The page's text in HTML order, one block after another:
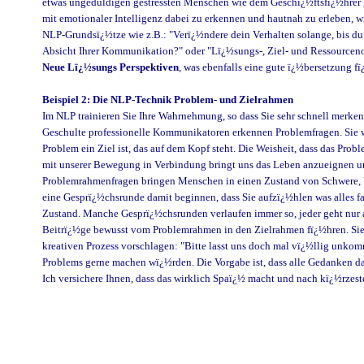
mit emotionaler Intelligenz dabei zu erkennen und hautnah zu erleben,
NLP-Grundsï¿½tze wie z.B.: "Verï¿½ndere dein Verhalten solange, bis
Absicht Ihrer Kommunikation?" oder "Lï¿½sungs-, Ziel- und
Neue Lï¿½sungs Perspektiven, was ebenfalls eine gute ï¿½bersetzung
Beispiel 2: Die NLP-Technik Problem- und Zielrahmen
Im NLP trainieren Sie Ihre Wahrnehmung, so dass Sie sehr schnell
Geschulte professionelle Kommunikatoren erkennen Problemfragen.
Problem ein Ziel ist, das auf dem Kopf steht. Die Weisheit, dass das
mit unserer Bewegung in Verbindung bringt uns das Leben anzueignen
Problemrahmenfragen bringen Menschen in einen Zustand von
eine Gesprï¿½chsrunde damit beginnen, dass Sie aufzï¿½hlen was
Zustand. Manche Gesprï¿½chsrunden verlaufen immer so, jeder geht
Beitrï¿½ge bewusst vom Problemrahmen in den Zielrahmen fï¿½hren.
kreativen Prozess vorschlagen: "Bitte lasst uns doch mal vï¿½llig
Problems gerne machen wï¿½rden. Die Vorgabe ist, dass alle
Ich versichere Ihnen, dass das wirklich Spaï¿½ macht und nach